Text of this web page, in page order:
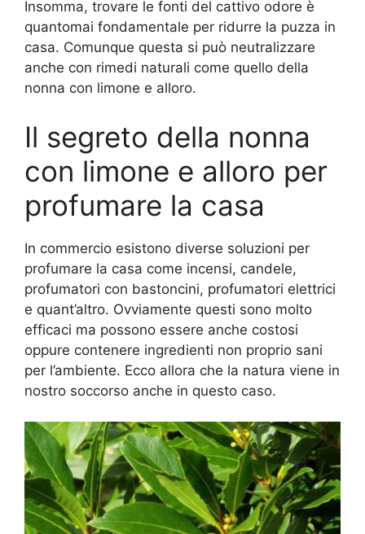
Insomma, trovare le fonti del cattivo odore è
quantomai fondamentale per ridurre la puzza in
casa. Comunque questa si può neutralizzare
anche con rimedi naturali come quello della
nonna con limone e alloro.
Il segreto della nonna
con limone e alloro per
profumare la casa
In commercio esistono diverse soluzioni per
profumare la casa come incensi, candele,
profumatori con bastoncini, profumatori elettrici
e quant’altro. Ovviamente questi sono molto
efficaci ma possono essere anche costosi
oppure contenere ingredienti non proprio sani
per l’ambiente. Ecco allora che la natura viene in
nostro soccorso anche in questo caso.